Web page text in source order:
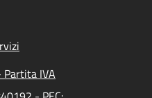
Partita IVA